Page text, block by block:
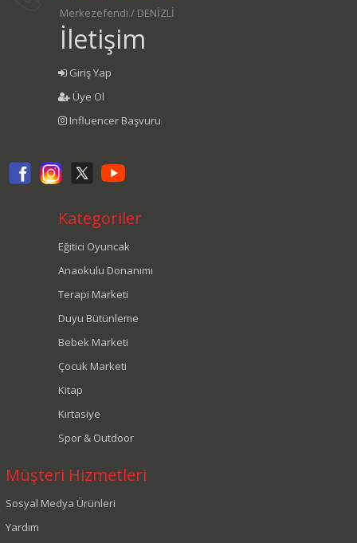
Merkezefendi / DENİZLİ
İletişim
Giriş Yap
Üye Ol
Influencer Başvuru
Kategoriler
Eğitici Oyuncak
Anaokulu Donanımı
Terapi Marketi
Duyu Bütünleme
Bebek Marketi
Çocuk Marketi
Kitap
Kırtasiye
Spor & Outdoor
Müşteri Hizmetleri
Sosyal Medya Ürünleri
Yardım